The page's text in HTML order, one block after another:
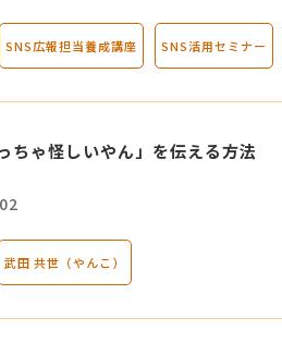
SNS広報担当養成講座 SNS活用セミナー
ちゃ怪しいやん」を伝える方法
武田 共世（やんこ）